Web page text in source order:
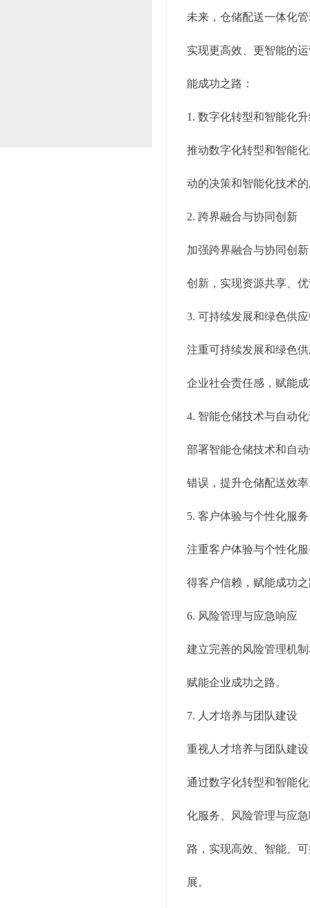
未来，仓储配送一体化
实现更高效、更智能的
能成功之路：
1. 数字化转型和智能化
推动数字化转型和智能
动的决策和智能化技术
2. 跨界融合与协同创新
加强跨界融合与协同创
创新，实现资源共享、
3. 可持续发展和绿色供
注重可持续发展和绿色
企业社会责任感，赋能
4. 智能仓储技术与自动
部署智能仓储技术和自
错误，提升仓储配送效
5. 客户体验与个性化服务
注重客户体验与个性化
得客户信赖，赋能成功
6. 风险管理与应急响应
建立完善的风险管理机
赋能企业成功之路。
7. 人才培养与团队建设
重视人才培养与团队建
通过数字化转型和智能
化服务、风险管理与应
路，实现高效、智能、
展。